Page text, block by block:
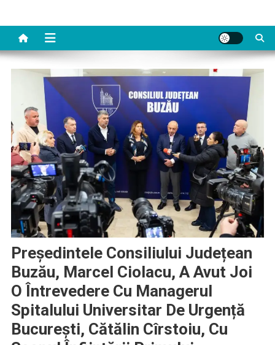
Președintele Consiliului Județean
Buzău, Marcel Ciolacu, A Avut Joi
O Întrevedere Cu Managerul
Spitalului Universitar De Urgență
București, Cătălin Cîrstoiu, Cu